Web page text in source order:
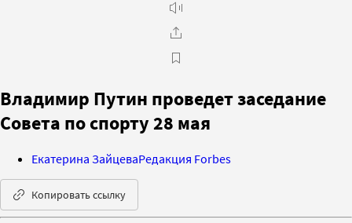
Владимир Путин проведет заседание
Совета по спорту 28 мая
Екатерина ЗайцеваРедакция Forbes
Копировать ссылку